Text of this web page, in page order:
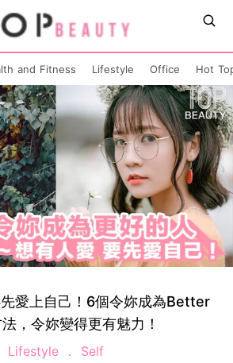
and Fitness Lifestyle Office Hot
愛上自己！6個令妳成為Better
，令妳變得更有魅力！
Lifestyle Self